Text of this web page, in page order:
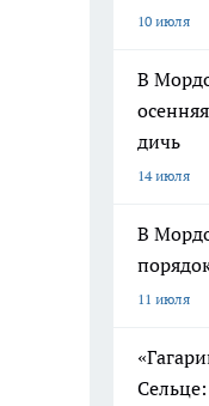
10 июля
В
дичь
14 июля
В
11 июля